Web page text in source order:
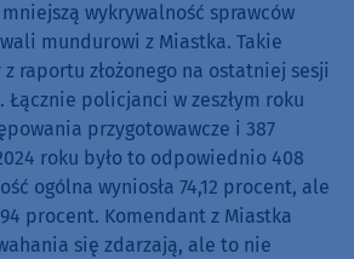
wykrywalność sprawców
mundurowi z Miastka. Takie
raportu złożonego na ostatniej sesji
policjanci w zeszłym roku
przygotowawcze i 387
roku było to odpowiednio 408
ogólna wyniosła 74,12 procent, ale
procent. Komendant z Miastka
się zdarzają, ale to nie